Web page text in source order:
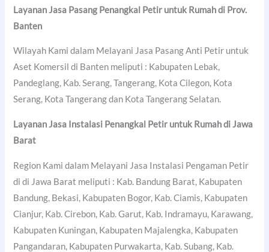
Layanan Jasa Pasang Penangkal Petir untuk Rumah di Prov.
Banten
Wilayah Kami dalam Melayani Jasa Pasang Anti Petir untuk
Aset Komersil di Banten meliputi : Kabupaten Lebak,
Pandeglang, Kab. Serang, Tangerang, Kota Cilegon, Kota
Serang, Kota Tangerang dan Kota Tangerang Selatan.
Layanan Jasa Instalasi Penangkal Petir untuk Rumah di Jawa
Barat
Region Kami dalam Melayani Jasa Instalasi Pengaman Petir
di di Jawa Barat meliputi : Kab. Bandung Barat, Kabupaten
Bandung, Bekasi, Kabupaten Bogor, Kab. Ciamis, Kabupaten
Cianjur, Kab. Cirebon, Kab. Garut, Kab. Indramayu, Karawang,
Kabupaten Kuningan, Kabupaten Majalengka, Kabupaten
Pangandaran, Kabupaten Purwakarta, Kab. Subang, Kab.